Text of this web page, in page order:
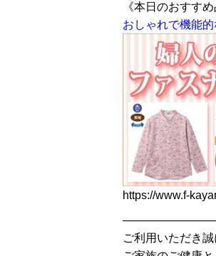
《本日のおすすめ
おしゃれで機能
https://www.f-
ご利用いただき